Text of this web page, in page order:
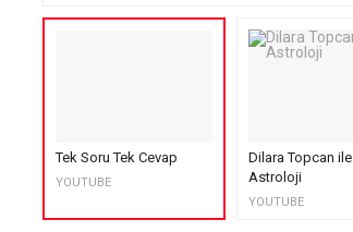
Tek Soru Tek Cevap
YOUTUBE
Dilara Topcan ile
Astroloji
YOUTUBE